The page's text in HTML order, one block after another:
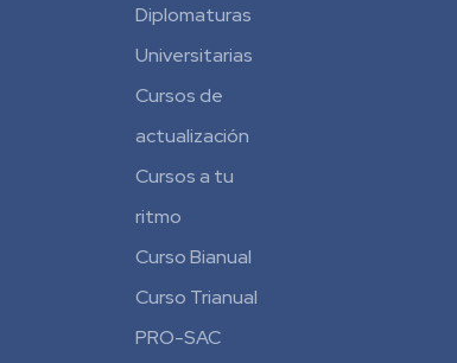
Diplomaturas
Universitarias
Cursos de
actualización
Cursos a tu
ritmo
Curso Bianual
para
Residentes
Curso Trianual
PRO-SAC